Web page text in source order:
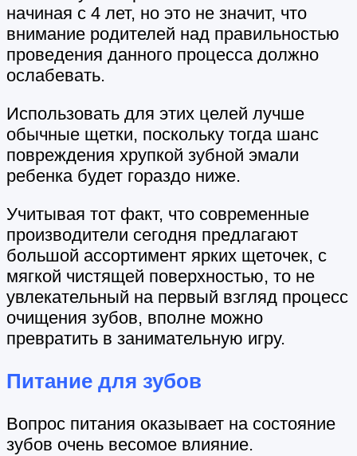
начиная с 4 лет, но это не значит, что
внимание родителей над правильностью
проведения данного процесса должно
ослабевать.
Использовать для этих целей лучше
обычные щетки, поскольку тогда шанс
повреждения хрупкой зубной эмали
ребенка будет гораздо ниже.
Учитывая тот факт, что современные
производители сегодня предлагают
большой ассортимент ярких щеточек, с
мягкой чистящей поверхностью, то не
увлекательный на первый взгляд процесс
очищения зубов, вполне можно
превратить в занимательную игру.
Питание для зубов
Вопрос питания оказывает на состояние
зубов очень весомое влияние.